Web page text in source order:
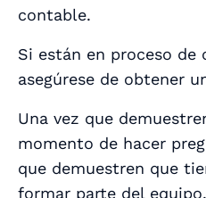
contable.
Si están en proceso de
asegúrese de obtener
Una vez que
momento de hacer
que demuestren que
formar parte del equipo.